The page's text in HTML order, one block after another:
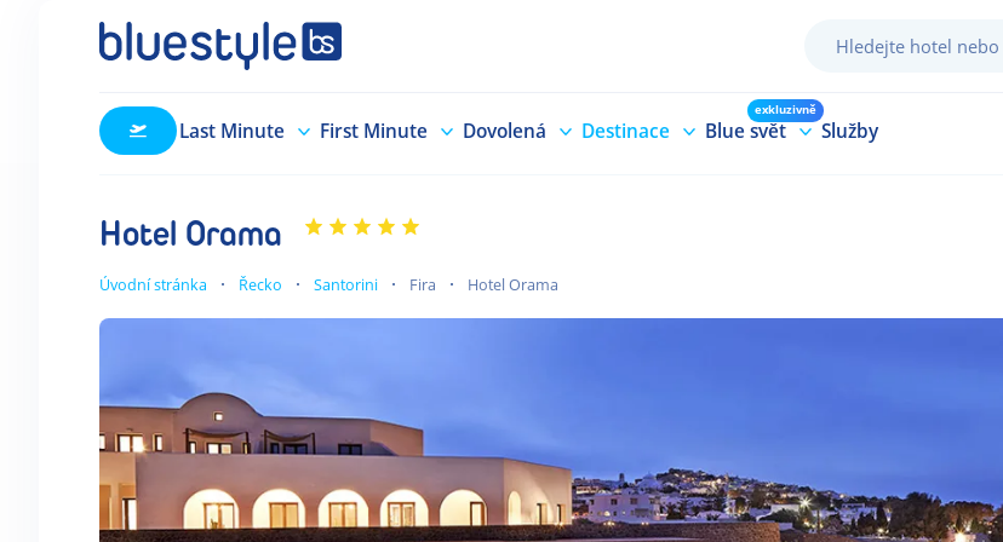
Last Minute First Minute Dovolená Destinace Blue svět
exkluzivně
Služby
Hotel Orama
Úvodní stránka Řecko Santorini Fira Hotel Orama